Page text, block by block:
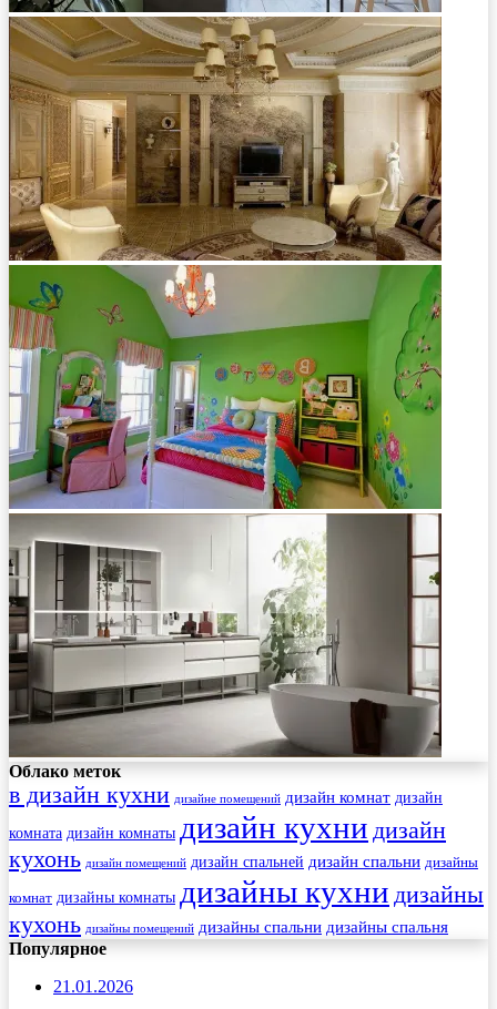
Облако меток
в дизайн кухни дизайне помещений дизайн комнат дизайн
комната дизайн комнаты дизайн кухни дизайн
кухонь дизайн помещений дизайн спальней дизайн спальни дизайны
комнат дизайны комнаты дизайны кухни дизайны
кухонь дизайны помещений дизайны спальни дизайны спальня
Популярное
21.01.2026